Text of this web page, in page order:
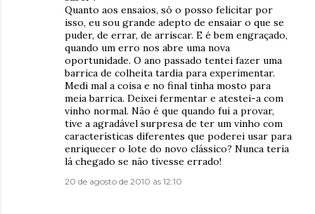
Quanto aos ensaios, só o posso felicitar por
isso, eu sou grande adepto de ensaiar o que se
puder, de errar, de arriscar. E é bem engraçado,
quando um erro nos abre uma nova
oportunidade. O ano passado tentei fazer uma
barrica de colheita tardia para experimentar.
Medi mal a coisa e no final tinha mosto para
meia barrica. Deixei fermentar e atestei-a com
vinho normal. Não é que quando fui a provar,
tive a agradável surpresa de ter um vinho com
características diferentes que poderei usar para
enriquecer o lote do novo clássico? Nunca teria
lá chegado se não tivesse errado!
20 de agosto de 2010 às 12:10